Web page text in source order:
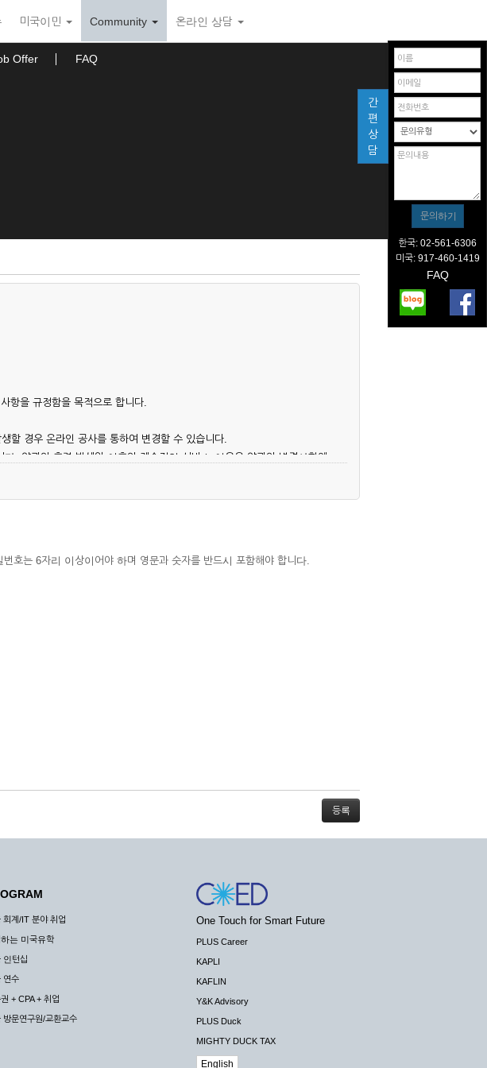
미국이민 Community 온라인 상담
Offer FAQ
항을 규정함을 목적으로 합니다.
할 경우 온라인 공사를 통하여 변경할 수 있습니다.
. 약관의 효력 발생일 이후의 계속적인 서비스 이용은 약관의 변경사항에
에 신청하고 회사가 이를 심사, 승낙함으로써 성립하며, 회사는 신청자
해 변경하고자 하는 경우에는 해당 아이디를 해지하고 재가입해야 합니
등록하지 않은 자의 일체의 권리를 제한할 수 있습니다.
주 등의 정상적인 서비스가 불가능할 경우 회사는 사전 공지나 예고 없
3자가 입은 손해에 대하여 배상하지 않습니다.
정적으로 서비스를 제공할 수 있도록 최선의 노력을 다하여야 합니다.
관계법령에 의하여 국가기관 등의 합법적인 요구가 있는 경우에는 해당
번호는 6자리 이상이어야 하며 영문과 숫자를 반드시 포함해야 합니다.
간
편
상
담
한국: 02-561-6306
미국: 917-460-1419
FAQ
회계/IT 분야 취업
하는 미국유학
인턴십
연수
+ CPA + 취업
방문연구원/교환교수
One Touch for Smart Future
PLUS Career
KAPLI
KAFLIN
Y&K Advisory
PLUS Duck
MIGHTY DUCK TAX
English